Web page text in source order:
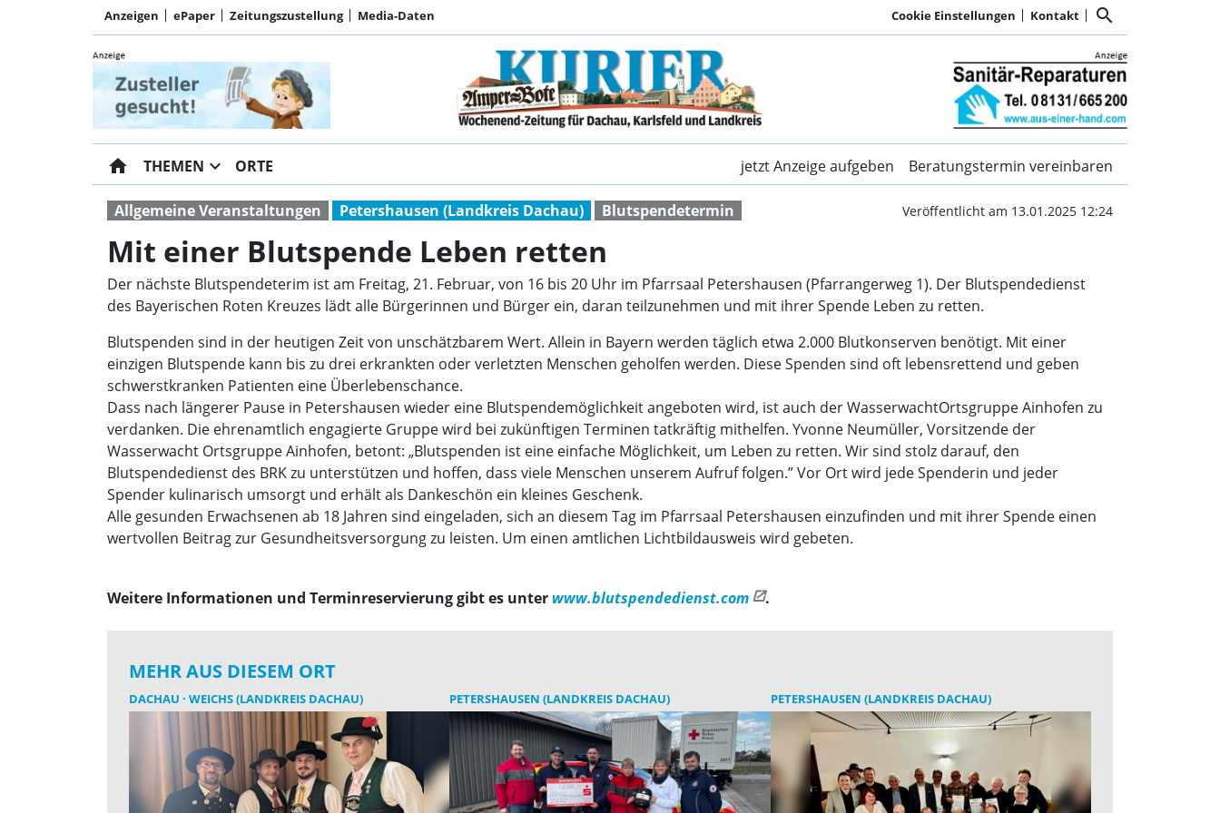
Anzeigen ePaper Zeitungszustellung Media-Daten Cookie Einstellungen Kontakt search
Mit einer Blutspende Leben retten | Kurier
home THEMEN expand_more ORTE jetzt Anzeige aufgeben Beratungstermin vereinbaren
Allgemeine Veranstaltungen Petershausen (Landkreis Dachau) Blutspendetermin Veröffentlicht am 13.01.2025 12:24
Mit einer Blutspende Leben retten
Der nächste Blutspendeterim ist am Freitag, 21. Februar, von 16 bis 20 Uhr im Pfarrsaal Petershausen (Pfarrangerweg 1). Der Blutspendedienst
des Bayerischen Roten Kreuzes lädt alle Bürgerinnen und Bürger ein, daran teilzunehmen und mit ihrer Spende Leben zu retten.
Blutspenden sind in der heutigen Zeit von unschätzbarem Wert. Allein in Bayern werden täglich etwa 2.000 Blutkonserven benötigt. Mit einer
einzigen Blutspende kann bis zu drei erkrankten oder verletzten Menschen geholfen werden. Diese Spenden sind oft lebensrettend und geben
schwerstkranken Patienten eine Überlebenschance.
Dass nach längerer Pause in Petershausen wieder eine Blutspendemöglichkeit angeboten wird, ist auch der WasserwachtOrtsgruppe Ainhofen zu
verdanken. Die ehrenamtlich engagierte Gruppe wird bei zukünftigen Terminen tatkräftig mithelfen. Yvonne Neumüller, Vorsitzende der
Wasserwacht Ortsgruppe Ainhofen, betont: „Blutspenden ist eine einfache Möglichkeit, um Leben zu retten. Wir sind stolz darauf, den
Blutspendedienst des BRK zu unterstützen und hoffen, dass viele Menschen unserem Aufruf folgen.” Vor Ort wird jede Spenderin und jeder
Spender kulinarisch umsorgt und erhält als Dankeschön ein kleines Geschenk.
Alle gesunden Erwachsenen ab 18 Jahren sind eingeladen, sich an diesem Tag im Pfarrsaal Petershausen einzufinden und mit ihrer Spende einen
wertvollen Beitrag zur Gesundheitsversorgung zu leisten. Um einen amtlichen Lichtbildausweis wird gebeten.
Weitere Informationen und Terminreservierung gibt es unter www.blutspendedienst.com .
MEHR AUS DIESEM ORT
DACHAU WEICHS (LANDKREIS DACHAU) PETERSHAUSEN (LANDKREIS DACHAU) PETERSHAUSEN (LANDKREIS DACHAU)